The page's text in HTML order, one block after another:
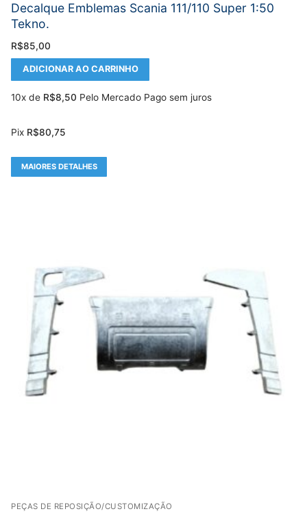
Decalque Emblemas Scania 111/110 Super 1:50
Tekno.
R$85,00
ADICIONAR AO CARRINHO
10x de R$8,50 Pelo Mercado Pago sem juros
Pix R$80,75
MAIORES DETALHES
PEÇAS DE REPOSIÇÃO/CUSTOMIZAÇÃO